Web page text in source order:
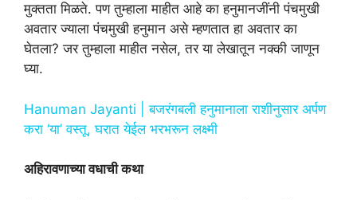
मुक्तता मिळते. पण तुम्हाला माहीत आहे का हनुमानजींनी पंचमुखी
अवतार ज्याला पंचमुखी हनुमान असे म्हणतात हा अवतार का
घेतला? जर तुम्हाला माहीत नसेल, तर या लेखातून नक्की जाणून
घ्या.
Hanuman Jayanti | बजरंगबली हनुमानाला राशीनुसार अर्पण
करा ‘या’ वस्तू, घरात येईल भरभरून लक्ष्मी
अहिरावणाच्या वधाची कथा